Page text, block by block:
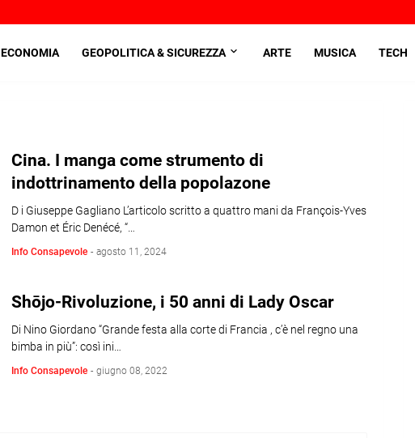
ECONOMIA GEOPOLITICA & SICUREZZA ARTE MUSICA TECH
Cina. I manga come strumento di
indottrinamento della popolazone
D i Giuseppe Gagliano L’articolo scritto a quattro mani da François-Yves
Damon et Éric Denécé, “…
Info Consapevole - agosto 11, 2024
Shōjo-Rivoluzione, i 50 anni di Lady Oscar
Di Nino Giordano “Grande festa alla corte di Francia , c’è nel regno una
bimba in più”: così ini…
Info Consapevole - giugno 08, 2022